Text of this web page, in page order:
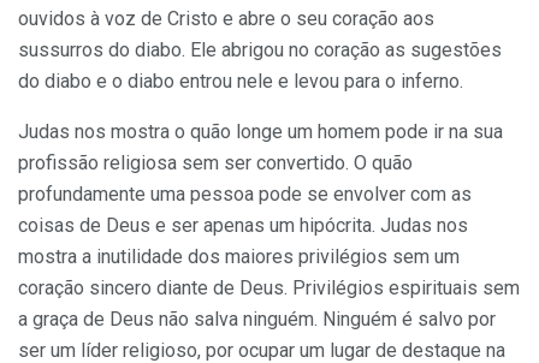
ouvidos à voz de Cristo e abre o seu coração aos
sussurros do diabo. Ele abrigou no coração as sugestões
do diabo e o diabo entrou nele e levou para o inferno.
Judas nos mostra o quão longe um homem pode ir na sua
profissão religiosa sem ser convertido. O quão
profundamente uma pessoa pode se envolver com as
coisas de Deus e ser apenas um hipócrita. Judas nos
mostra a inutilidade dos maiores privilégios sem um
coração sincero diante de Deus. Privilégios espirituais sem
a graça de Deus não salva ninguém. Ninguém é salvo por
ser um líder religioso, por ocupar um lugar de destaque na